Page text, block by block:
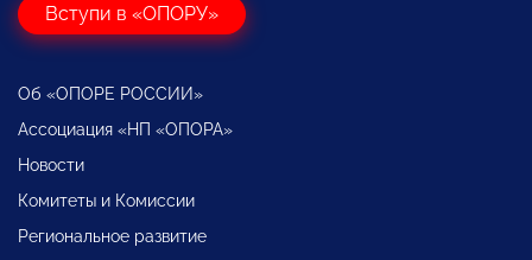
Вступи в «ОПОРУ»
Об «ОПОРЕ РОССИИ»
Ассоциация «НП «ОПОРА»
Новости
Комитеты и Комиссии
Региональное развитие